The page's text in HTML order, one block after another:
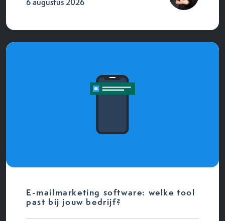
6 augustus 2026
E-mailmarketing software: welke tool
past bij jouw bedrijf?